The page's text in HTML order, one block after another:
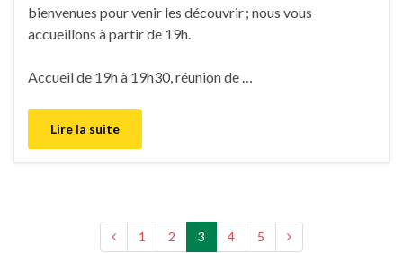
bienvenues pour venir les découvrir ; nous vous
accueillons à partir de 19h.
Accueil de 19h à 19h30, réunion de …
Lire la suite
1 2 3 4 5